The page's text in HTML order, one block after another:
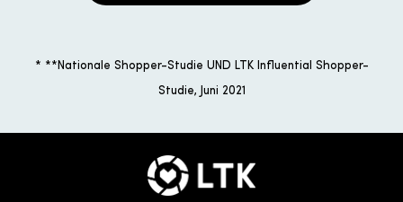
* **Nationale Shopper-Studie UND LTK Influential Shopper-
Studie, Juni 2021